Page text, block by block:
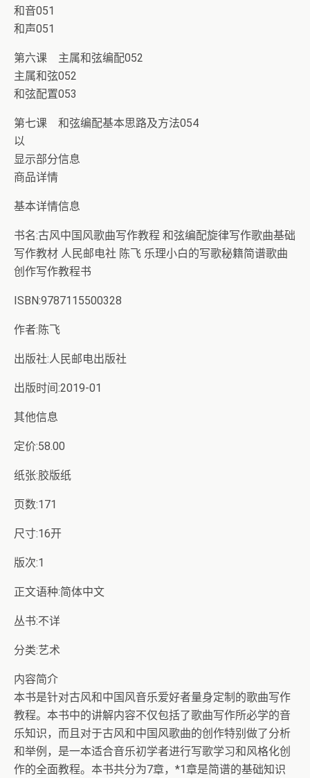
和音051
和声051
第六课 主属和弦编配052
主属和弦052
和弦配置053
第七课 和弦编配基本思路及方法054
以
显示部分信息
商品详情
基本详情信息
书名:古风中国风歌曲写作教程 和弦编配旋律写作歌曲基础
写作教材 人民邮电社 陈飞 乐理小白的写歌秘籍简谱歌曲
创作写作教程书
ISBN:9787115500328
作者:陈飞
出版社:人民邮电出版社
出版时间:2019-01
其他信息
定价:58.00
纸张:胶版纸
页数:171
尺寸:16开
版次:1
正文语种:简体中文
丛书:不详
分类:艺术
内容简介
本书是针对古风和中国风音乐爱好者量身定制的歌曲写作
教程。本书中的讲解内容不仅包括了歌曲写作所必学的音
乐知识，而且对于古风和中国风歌曲的创作特别做了分析
和举例，是一本适合音乐初学者进行写歌学习和风格化创
作的全面教程。本书共分为7章，*1章是简谱的基础知识